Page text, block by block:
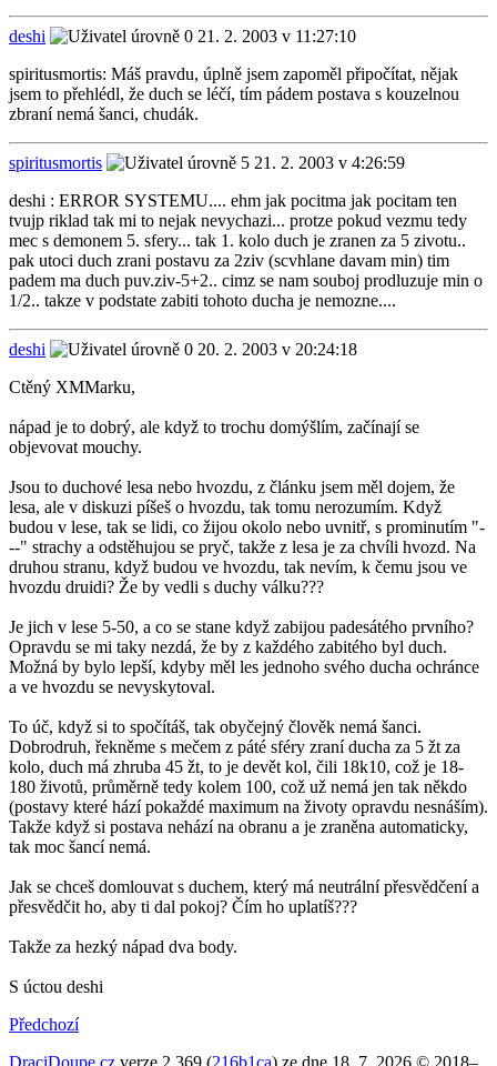
deshi
21. 2. 2003 v 11:27:10
spiritusmortis: Máš pravdu, úplně jsem zapoměl připočítat, nějak
jsem to přehlédl, že duch se léčí, tím pádem postava s kouzelnou
zbraní nemá šanci, chudák.
spiritusmortis
21. 2. 2003 v 4:26:59
deshi : ERROR SYSTEMU.... ehm jak pocitma jak pocitam ten
tvujp riklad tak mi to nejak nevychazi... protze pokud vezmu tedy
mec s demonem 5. sfery... tak 1. kolo duch je zranen za 5 zivotu..
pak utoci duch zrani postavu za 2ziv (scvhlane davam min) tim
padem ma duch puv.ziv-5+2.. cimz se nam souboj prodluzuje min o
1/2.. takze v podstate zabiti tohoto ducha je nemozne....
deshi
20. 2. 2003 v 20:24:18
Ctěný XMMarku,
nápad je to dobrý, ale když to trochu domýšlím, začínají se
objevovat mouchy.
Jsou to duchové lesa nebo hvozdu, z článku jsem měl dojem, že
lesa, ale v diskuzi píšeš o hvozdu, tak tomu nerozumím. Když
budou v lese, tak se lidi, co žijou okolo nebo uvnitř, s prominutím "-
--" strachy a odstěhujou se pryč, takže z lesa je za chvíli hvozd. Na
druhou stranu, když budou ve hvozdu, tak nevím, k čemu jsou ve
hvozdu druidi? Že by vedli s duchy válku???
Je jich v lese 5-50, a co se stane když zabijou padesátého prvního?
Opravdu se mi taky nezdá, že by z každého zabitého byl duch.
Možná by bylo lepší, kdyby měl les jednoho svého ducha ochránce
a ve hvozdu se nevyskytoval.
To úč, když si to spočítáš, tak obyčejný člověk nemá šanci.
Dobrodruh, řekněme s mečem z páté sféry zraní ducha za 5 žt za
kolo, duch má zhruba 45 žt, to je devět kol, čili 18k10, což je 18-
180 životů, průměrně tedy kolem 100, což už nemá jen tak někdo
(postavy které hází pokaždé maximum na životy opravdu nesnáším).
Takže když si postava nehází na obranu a je zraněna automaticky,
tak moc šancí nemá.
Jak se chceš domlouvat s duchem, který má neutrální přesvědčení a
přesvědčit ho, aby ti dal pokoj? Čím ho uplatíš???
Takže za hezký nápad dva body.
S úctou deshi
Předchozí
DraciDoupe.cz verze 2.369 (216b1ca) ze dne 18. 7. 2026 © 2018–